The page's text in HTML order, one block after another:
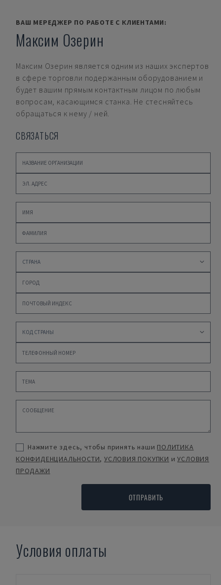
ВАШ МЕРЕДЖЕР ПО РАБОТЕ С КЛИЕНТАМИ:
Максим Озерин
Максим Озерин является одним из наших экспертов
в сфере торговли подержанным оборудованием и
будет вашим прямым контактным лицом по любым
вопросам, касающимся станка. Не стесняйтесь
обращаться к нему / ней.
СВЯЗАТЬСЯ
Нажмите здесь, чтобы принять наши ПОЛИТИКА
КОНФИДЕНЦИАЛЬНОСТИ,УСЛОВИЯ ПОКУПКИ иУСЛОВИЯ
ПРОДАЖИ
ОТПРАВИТЬ
Условия оплаты